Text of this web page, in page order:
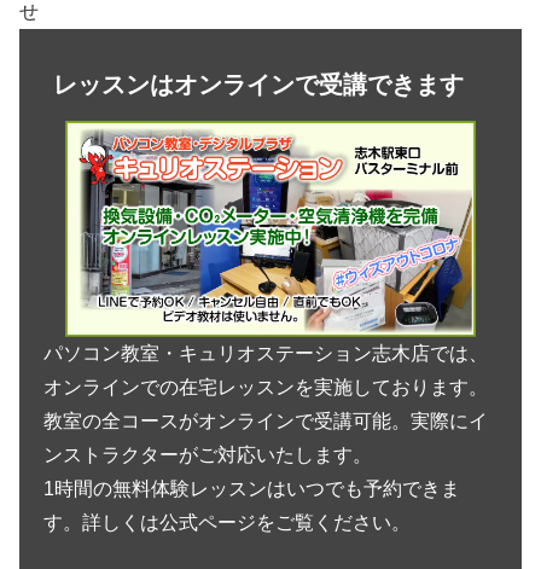
せ
レッスンはオンラインで受講できます
パソコン教室・キュリオステーション志木店では、
オンラインでの在宅レッスンを実施しております。
教室の全コースがオンラインで受講可能。実際にイ
ンストラクターがご対応いたします。
1時間の無料体験レッスンはいつでも予約できま
す。詳しくは公式ページをご覧ください。